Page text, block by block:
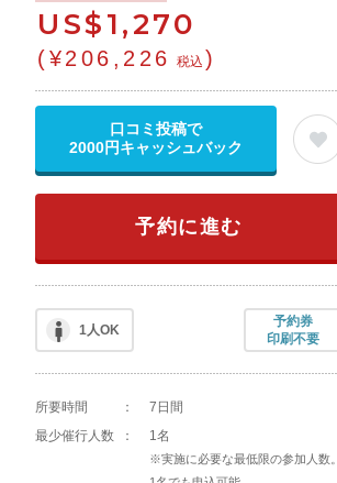
US$1,270
(¥206,226 税込 )
口コミ投稿で
2000円キャッシュバック
予約に進む
1人OK
予約券
印刷不要
所要時間 ：
7日間
最少催行人数
： 1名
※実施に必要な最低限の参加人数。